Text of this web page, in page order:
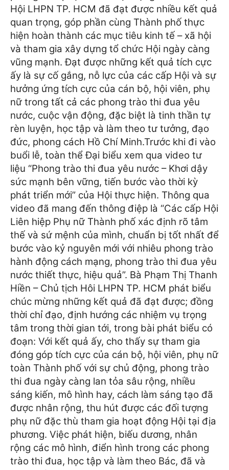
Hội LHPN TP. HCM đã đạt được nhiều kết quả
quan trọng, góp phần cùng Thành phố thực
hiện hoàn thành các mục tiêu kinh tế – xã hội
và tham gia xây dựng tổ chức Hội ngày càng
vũng mạnh. Đạt được những kết quả tích cực
ấy là sự cố gắng, nỗ lực của các cấp Hội và sự
hưởng ứng tích cực của cán bộ, hội viên, phụ
nữ trong tất cả các phong trào thi đua yêu
nước, cuộc vận động, đặc biệt là tinh thần tự
rèn luyện, học tập và làm theo tư tưởng, đạo
đức, phong cách Hồ Chí Minh.Trước khi đi vào
buổi lễ, toàn thể Đại biểu xem qua video tư
liệu “Phong trào thi đua yêu nước – Khơi dậy
sức mạnh bên vững, tiến bước vào thời kỳ
phát triển mới” của Hội thực hiện. Thông qua
video đã mang đến thông điệp là “Các cấp Hội
Liên hiệp Phụ nữ Thành phố xác định rõ tâm
thế và sứ mệnh của mình, chuẩn bị tốt nhất để
bước vào kỷ nguyên mới với nhiêu phong trào
hành động cách mạng, phong trào thi đua yêu
nước thiết thực, hiệu quả”. Bà Phạm Thị Thanh
Hiền – Chủ tịch Hôi LHPN TP. HCM phát biểu
chúc mừng những kết quả đã đạt được; đồng
thời chỉ đạo, định hướng các nhiệm vụ trọng
tâm trong thời gian tới, trong bài phát biểu có
đoạn: Với kết quả ấy, cho thấy sự tham gia
đóng góp tích cực của cán bộ, hội viên, phụ nữ
toàn Thành phố với sự chủ động, phong trào
thi đua ngày càng lan tỏa sâu rộng, nhiều
sáng kiến, mô hình hay, cách làm sáng tạo đã
được nhân rộng, thu hút được các đối tượng
phụ nữ đặc thù tham gia hoạt động Hội tại địa
phương. Việc phát hiện, biếu dương, nhân
rộng các mô hình, điển hình trong các phong
trào thi đua, học tập và làm theo Bác, đã và